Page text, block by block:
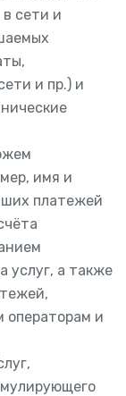
сети и
и пр.) и
имя и
платежей
услуг, а также
и